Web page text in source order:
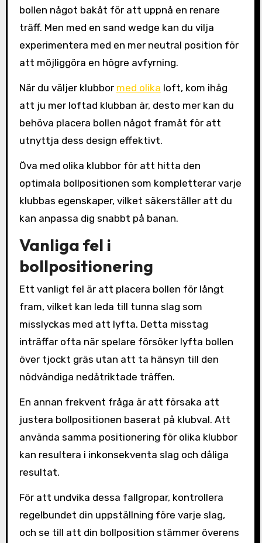
bollen något bakåt för att uppnå en renare
träff. Men med en sand wedge kan du vilja
experimentera med en mer neutral position för
att möjliggöra en högre avfyrning.
När du väljer klubbor med olika loft, kom ihåg
att ju mer loftad klubban är, desto mer kan du
behöva placera bollen något framåt för att
utnyttja dess design effektivt.
Öva med olika klubbor för att hitta den
optimala bollpositionen som kompletterar varje
klubbas egenskaper, vilket säkerställer att du
kan anpassa dig snabbt på banan.
Vanliga fel i
bollpositionering
Ett vanligt fel är att placera bollen för långt
fram, vilket kan leda till tunna slag som
misslyckas med att lyfta. Detta misstag
inträffar ofta när spelare försöker lyfta bollen
över tjockt gräs utan att ta hänsyn till den
nödvändiga nedåtriktade träffen.
En annan frekvent fråga är att försaka att
justera bollpositionen baserat på klubval. Att
använda samma positionering för olika klubbor
kan resultera i inkonsekventa slag och dåliga
resultat.
För att undvika dessa fallgropar, kontrollera
regelbundet din uppställning före varje slag,
och se till att din bollposition stämmer överens